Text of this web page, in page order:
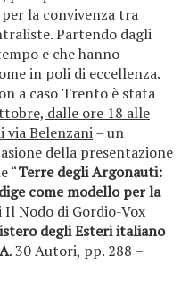
la convivenza tra
Partendo dagli
e che hanno
in poli di eccellenza.
a caso Trento è stata
dalle ore 18 alle
via Belenzani– un
della presentazione
“Terre degli Argonauti:
come modello per la
Il Nodo di Gordio-Vox
degli Esteri italiano
. 30 Autori, pp. 288 –